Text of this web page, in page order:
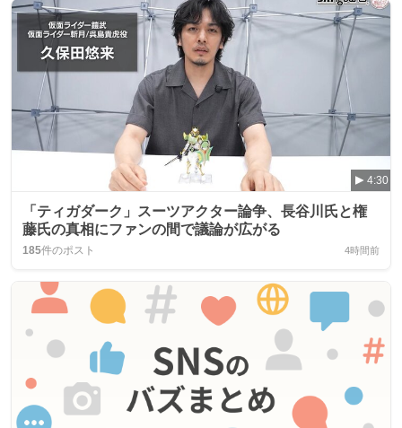
4:30
「ティガダーク」スーツアクター論争、長谷川氏と権
藤氏の真相にファンの間で議論が広がる
185件のポスト 4時間前